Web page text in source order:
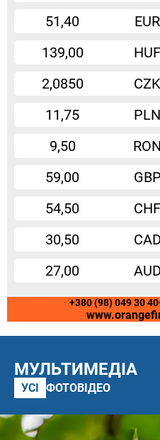
51,40
EUR
139,00
HUF
2,0850
CZK
11,75
PLN
9,50
RON
59,00
GBP
54,50
CHF
30,50
CAD
27,00
AUD
+380 (98) 049 30 40
МУЛЬТИМЕДІА
УСІ ФОТОВІДЕО